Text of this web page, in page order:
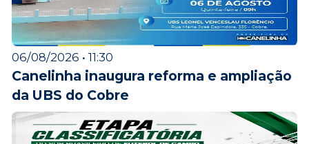
06/08/2026 • 11:30
Canelinha inaugura reforma e ampliação
da UBS do Cobre